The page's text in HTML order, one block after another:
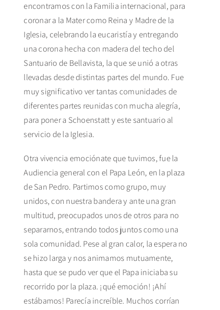
encontramos con la Familia internacional, para
coronar a la Mater como Reina y Madre de la
Iglesia, celebrando la eucaristía y entregando
una corona hecha con madera del techo del
Santuario de Bellavista, la que se unió a otras
llevadas desde distintas partes del mundo. Fue
muy significativo ver tantas comunidades de
diferentes partes reunidas con mucha alegría,
para poner a Schoenstatt y este santuario al
servicio de la Iglesia.
Otra vivencia emociónate que tuvimos, fue la
Audiencia general con el Papa León, en la plaza
de San Pedro. Partimos como grupo, muy
unidos, con nuestra bandera y ante una gran
multitud, preocupados unos de otros para no
separarnos, entrando todos juntos como una
sola comunidad. Pese al gran calor, la espera no
se hizo larga y nos animamos mutuamente,
hasta que se pudo ver que el Papa iniciaba su
recorrido por la plaza. ¡qué emoción! ¡Ahí
estábamos! Parecía increíble. Muchos corrían